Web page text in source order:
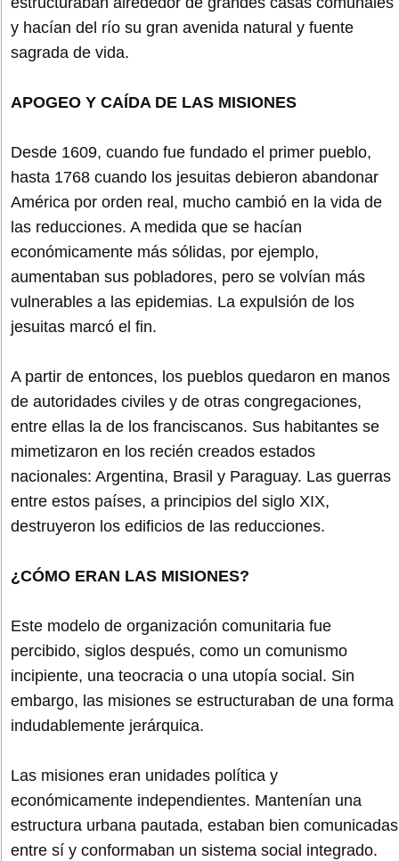
y hacían del río su gran avenida natural y fuente
sagrada de vida.
APOGEO Y CAÍDA DE LAS MISIONES
Desde 1609, cuando fue fundado el primer pueblo,
hasta 1768 cuando los jesuitas debieron abandonar
América por orden real, mucho cambió en la vida de
las reducciones. A medida que se hacían
económicamente más sólidas, por ejemplo,
aumentaban sus pobladores, pero se volvían más
vulnerables a las epidemias. La expulsión de los
jesuitas marcó el fin.
A partir de entonces, los pueblos quedaron en manos
de autoridades civiles y de otras congregaciones,
entre ellas la de los franciscanos. Sus habitantes se
mimetizaron en los recién creados estados
nacionales: Argentina, Brasil y Paraguay. Las guerras
entre estos países, a principios del siglo XIX,
destruyeron los edificios de las reducciones.
¿CÓMO ERAN LAS MISIONES?
Este modelo de organización comunitaria fue
percibido, siglos después, como un comunismo
incipiente, una teocracia o una utopía social. Sin
embargo, las misiones se estructuraban de una forma
indudablemente jerárquica.
Las misiones eran unidades política y
económicamente independientes. Mantenían una
estructura urbana pautada, estaban bien comunicadas
entre sí y conformaban un sistema social integrado.